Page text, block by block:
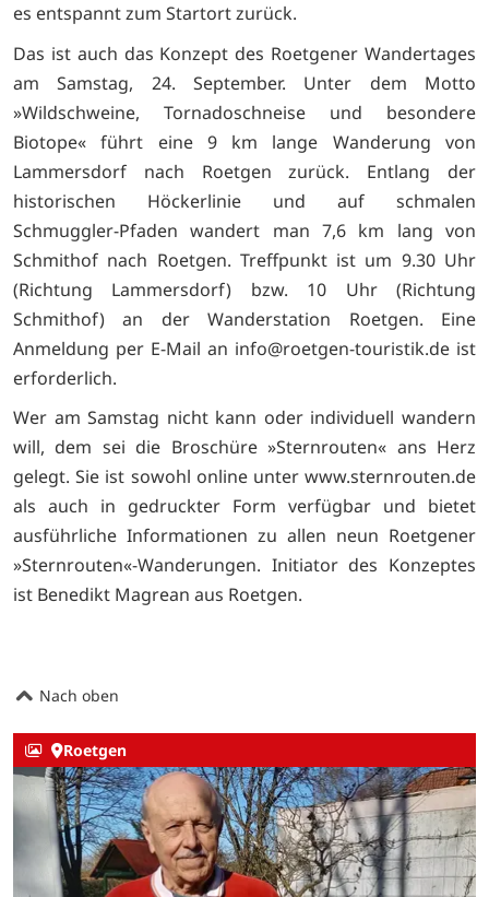
es entspannt zum Startort zurück.
Das ist auch das Konzept des Roetgener Wandertages
am Samstag, 24. September. Unter dem Motto
»Wildschweine, Tornadoschneise und besondere
Biotope« führt eine 9 km lange Wanderung von
Lammersdorf nach Roetgen zurück. Entlang der
historischen Höckerlinie und auf schmalen
Schmuggler-Pfaden wandert man 7,6 km lang von
Schmithof nach Roetgen. Treffpunkt ist um 9.30 Uhr
(Richtung Lammersdorf) bzw. 10 Uhr (Richtung
Schmithof) an der Wanderstation Roetgen. Eine
Anmeldung per E-Mail an info@roetgen-touristik.de ist
erforderlich.
Wer am Samstag nicht kann oder individuell wandern
will, dem sei die Broschüre »Sternrouten« ans Herz
gelegt. Sie ist sowohl online unter www.sternrouten.de
als auch in gedruckter Form verfügbar und bietet
ausführliche Informationen zu allen neun Roetgener
»Sternrouten«-Wanderungen. Initiator des Konzeptes
ist Benedikt Magrean aus Roetgen.
Nach oben
Roetgen